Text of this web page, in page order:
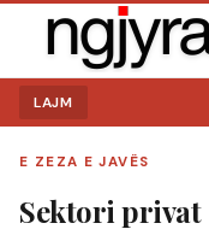
LAJM
E ZEZA E JAVËS
Sektori privat